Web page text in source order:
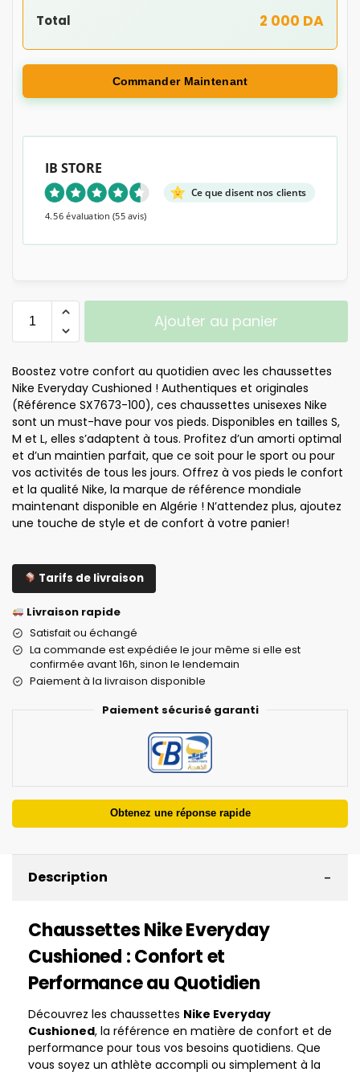
Total 2 000 DA
Commander Maintenant
IB STORE
Ce que disent nos clients
4.56 évaluation (55 avis)
Ajouter au panier
Boostez votre confort au quotidien avec les chaussettes
Nike Everyday Cushioned ! Authentiques et originales
(Référence SX7673-100), ces chaussettes unisexes Nike
sont un must-have pour vos pieds. Disponibles en tailles S,
M et L, elles s’adaptent à tous. Profitez d’un amorti optimal
et d’un maintien parfait, que ce soit pour le sport ou pour
vos activités de tous les jours. Offrez à vos pieds le confort
et la qualité Nike, la marque de référence mondiale
maintenant disponible en Algérie ! N’attendez plus, ajoutez
une touche de style et de confort à votre panier!
Tarifs de livraison
Livraison rapide
Satisfait ou échangé
La commande est expédiée le jour même si elle est
confirmée avant 16h, sinon le lendemain
Paiement à la livraison disponible
Paiement sécurisé garanti
Obtenez une réponse rapide
Description -
Chaussettes Nike Everyday
Cushioned : Confort et
Performance au Quotidien
Découvrez les chaussettes Nike Everyday
Cushioned, la référence en matière de confort et de
performance pour tous vos besoins quotidiens. Que
vous soyez un athlète accompli ou simplement à la